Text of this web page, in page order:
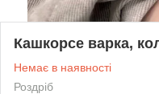
Кашкорсе варка,
Немає в наявності
Роздріб